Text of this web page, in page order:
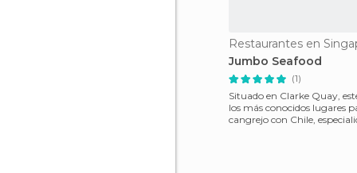
Restaurantes en
Jumbo Seafood
(1)
Situado en Clarke Quay,
los más conocidos lugares
cangrejo con Chile,